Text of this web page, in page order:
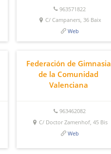
963571822
C/ Campaners, 36 Baix
Web
Federación de Gimnasia
de la Comunidad
Valenciana
963462082
C/ Doctor Zamenhof, 45 Bis
Web